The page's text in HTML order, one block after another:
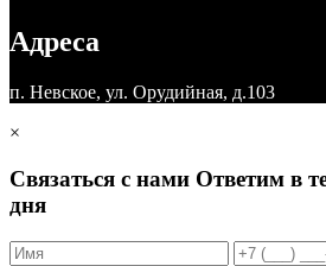
Адреса
п. Невское, ул. Орудийная, д.103
×
Связаться с нами Ответим в
дня